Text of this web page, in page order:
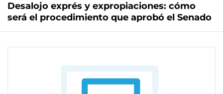
Desalojo exprés y expropiaciones: cómo
será el procedimiento que aprobó el Senado